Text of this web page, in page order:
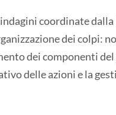
coordinate
dei colpi:
dei componenti
delle azioni e la